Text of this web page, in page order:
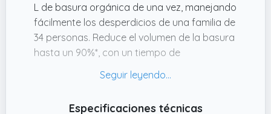
L de basura orgánica de una vez, manejando
fácilmente los desperdicios de una familia de
34 personas. Reduce el volumen de la basura
hasta un 90%*, con un tiempo de
aproximadamente 6 horas.*
Especificaciones técnicas